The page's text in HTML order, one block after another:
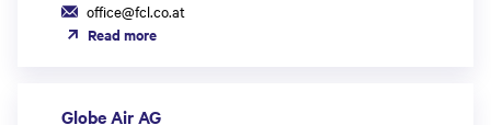
office@fcl.co.at
Read more
Globe Air AG